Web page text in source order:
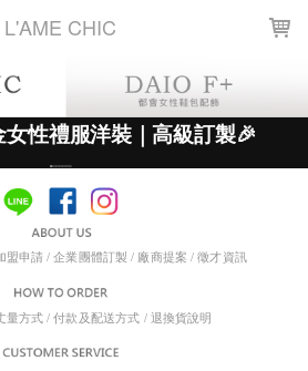
L'AME CHIC
銷售價格
篩選